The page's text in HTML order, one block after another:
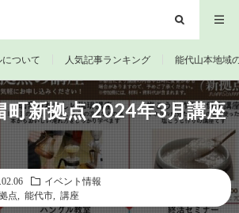
ついて 人気記事ランキング 能代山本地域
町新拠点 2024年3月講座
イベント情報
点 能代市 講座